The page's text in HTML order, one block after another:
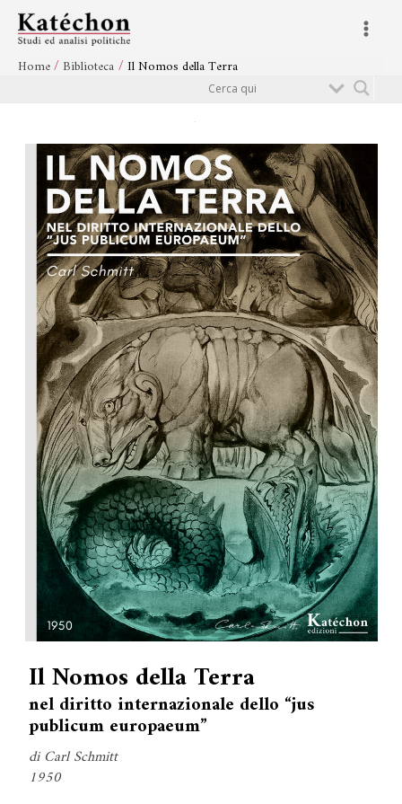
contenuto
Main
Home Biblioteca Il Nomos della Terra
Il Nomos della Terra
nel diritto internazionale dello “jus
publicum europaeum”
di Carl Schmitt
1950
Navigazione
articoli